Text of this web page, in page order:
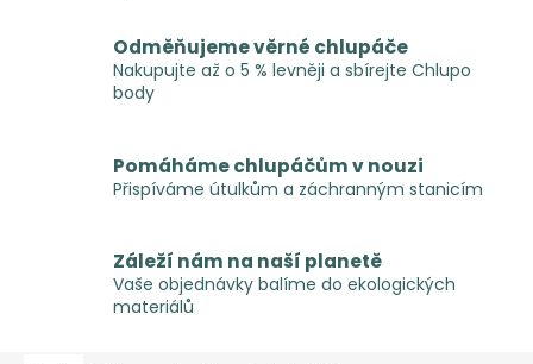
Odměňujeme věrné chlupáče
Nakupujte až o 5 % levněji a sbírejte Chlupo
body
Pomáháme chlupáčům v nouzi
Přispíváme útulkům a záchranným stanicím
Záleží nám na naší planetě
Vaše objednávky balíme do ekologických
materiálů